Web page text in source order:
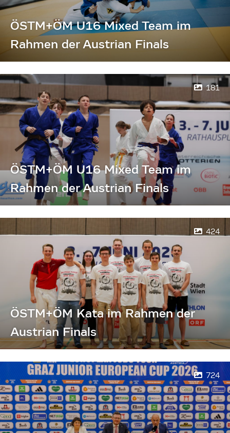
ÖSTM+ÖM U16 Mixed Team im
Rahmen der Austrian Finals
181
ÖSTM+ÖM U16 Mixed Team im
Rahmen der Austrian Finals
424
ÖSTM+ÖM Kata im Rahmen der
Austrian Finals
724